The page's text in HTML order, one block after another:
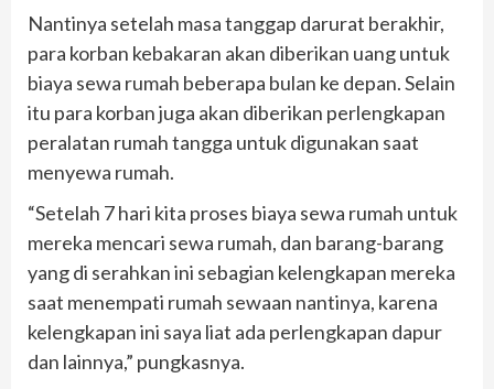
Nantinya setelah masa tanggap darurat berakhir,
para korban kebakaran akan diberikan uang untuk
biaya sewa rumah beberapa bulan ke depan. Selain
itu para korban juga akan diberikan perlengkapan
peralatan rumah tangga untuk digunakan saat
menyewa rumah.
“Setelah 7 hari kita proses biaya sewa rumah untuk
mereka mencari sewa rumah, dan barang-barang
yang di serahkan ini sebagian kelengkapan mereka
saat menempati rumah sewaan nantinya, karena
kelengkapan ini saya liat ada perlengkapan dapur
dan lainnya,” pungkasnya.